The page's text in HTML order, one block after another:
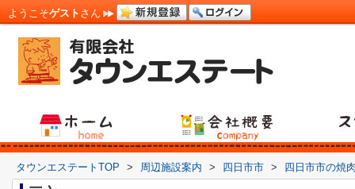
ようこそゲスト さん
タウンエステートTOP > 周辺施設案内 > 四日市市 > 四日市市の焼